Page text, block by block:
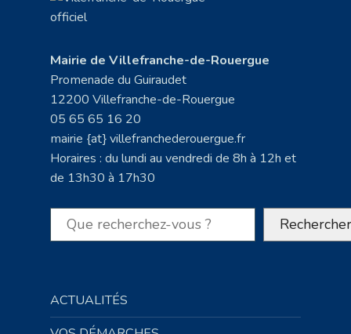
Mairie de Villefranche-de-Rouergue
Promenade du Guiraudet
12200 Villefranche-de-Rouergue
05 65 65 16 20
mairie {at} villefranchederouergue.fr
Horaires : du lundi au vendredi de 8h à 12h et
de 13h30 à 17h30
Rechercher Rechercher
ACTUALITÉS